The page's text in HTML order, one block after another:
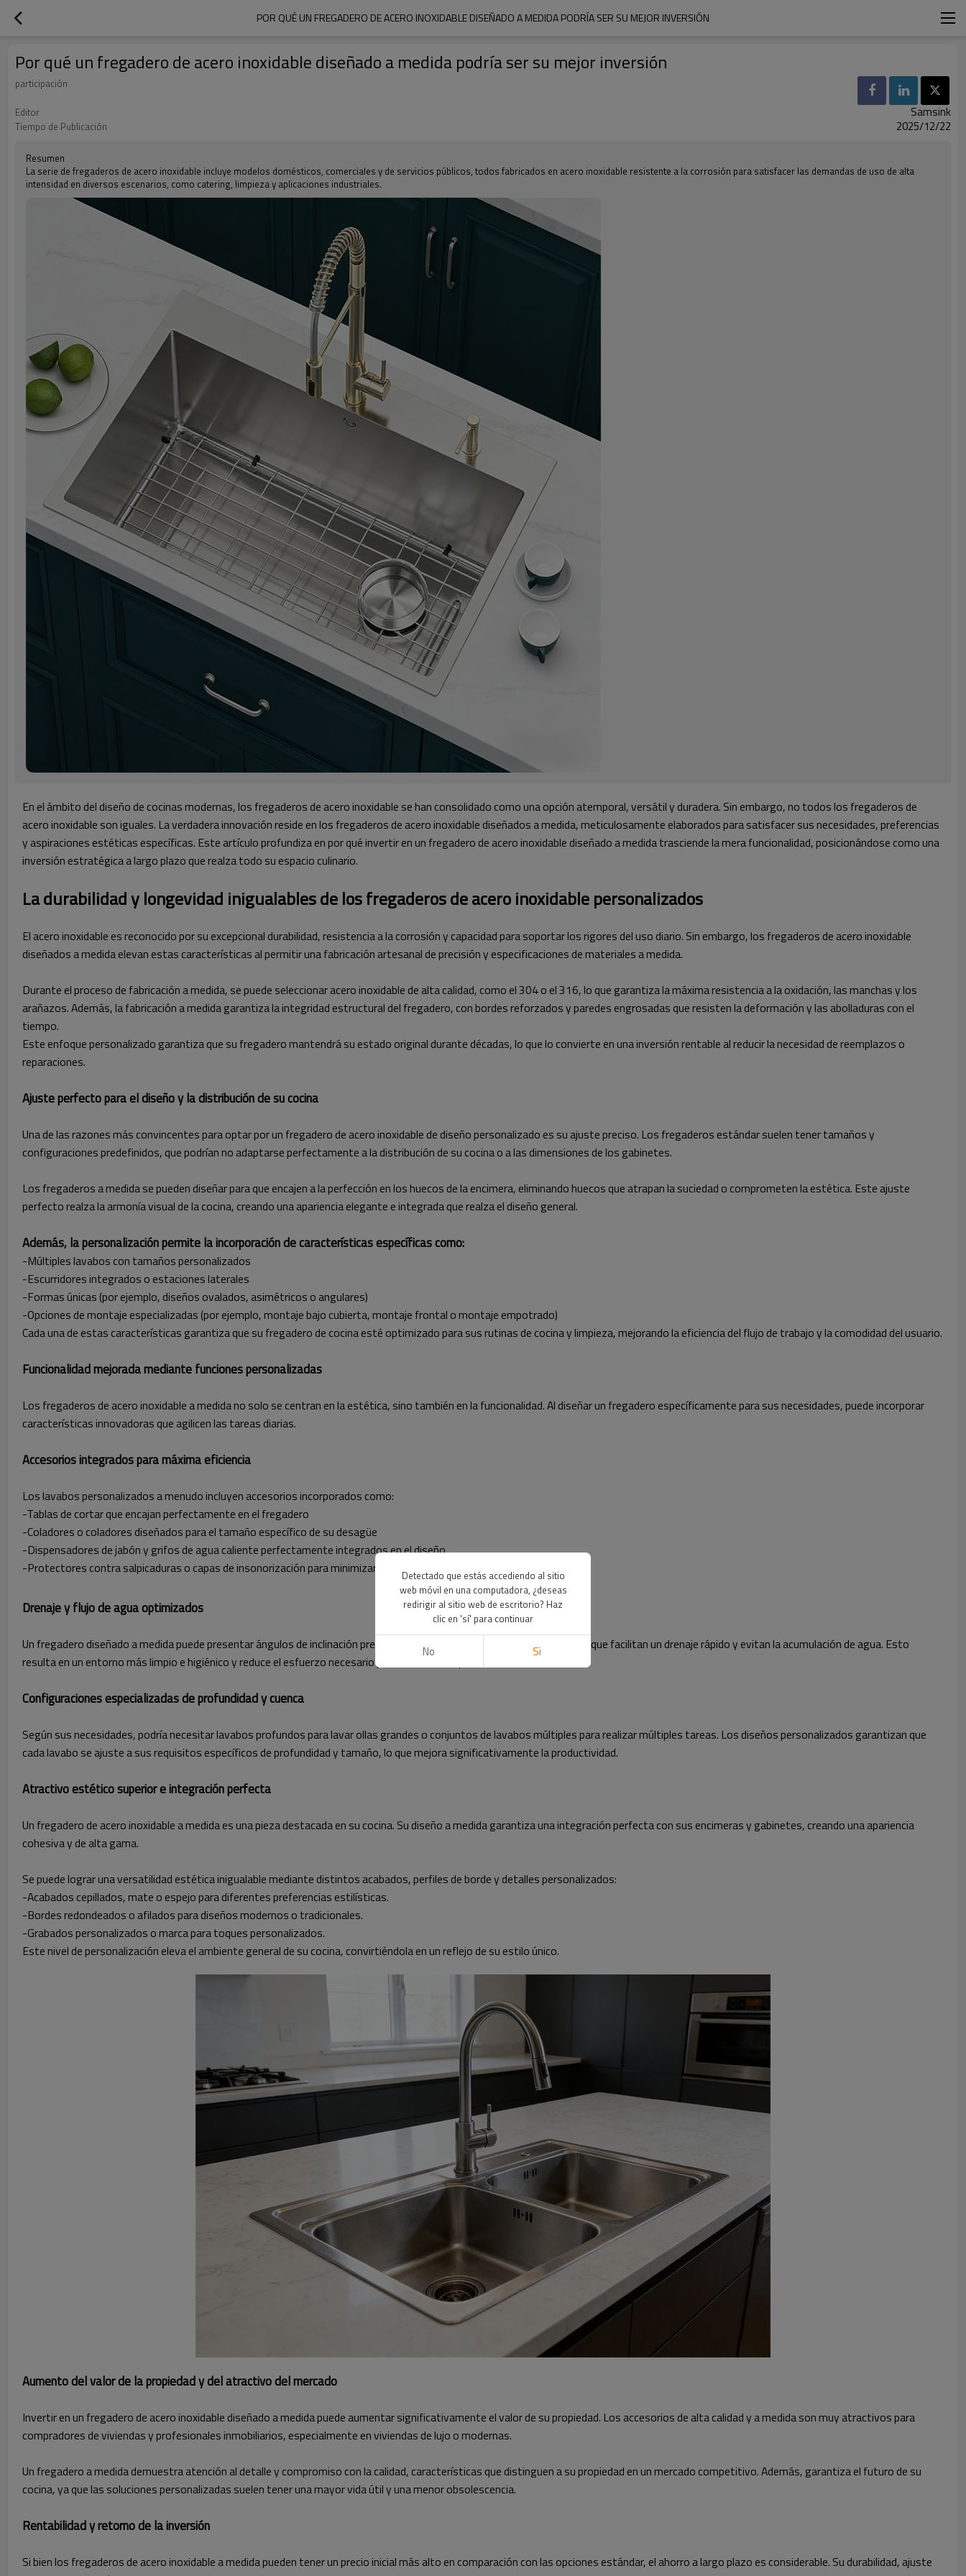
POR QUÉ UN FREGADERO DE ACERO INOXIDABLE DISEÑADO A MEDIDA PODRÍA SER SU MEJOR INVERSIÓN
Por qué un fregadero de acero inoxidable diseñado a medida podría ser su mejor inversión
participación
Editor
Samsink
Tiempo de Publicación 2025/12/22
Resumen
La serie de fregaderos de acero inoxidable incluye modelos domésticos, comerciales y de servicios públicos, todos fabricados en acero inoxidable resistente a la corrosión para satisfacer las demandas de uso de alta
intensidad en diversos escenarios, como catering, limpieza y aplicaciones industriales.
En el ámbito del diseño de cocinas modernas, los fregaderos de acero inoxidable se han consolidado como una opción atemporal, versátil y duradera. Sin embargo, no todos los fregaderos de
acero inoxidable son iguales. La verdadera innovación reside en los fregaderos de acero inoxidable diseñados a medida, meticulosamente elaborados para satisfacer sus necesidades, preferencias
y aspiraciones estéticas específicas. Este artículo profundiza en por qué invertir en un fregadero de acero inoxidable diseñado a medida trasciende la mera funcionalidad, posicionándose como una
inversión estratégica a largo plazo que realza todo su espacio culinario.
La durabilidad y longevidad inigualables de los fregaderos de acero inoxidable personalizados
El acero inoxidable es reconocido por su excepcional durabilidad, resistencia a la corrosión y capacidad para soportar los rigores del uso diario. Sin embargo, los fregaderos de acero inoxidable
diseñados a medida elevan estas características al permitir una fabricación artesanal de precisión y especificaciones de materiales a medida.
Durante el proceso de fabricación a medida, se puede seleccionar acero inoxidable de alta calidad, como el 304 o el 316, lo que garantiza la máxima resistencia a la oxidación, las manchas y los
arañazos. Además, la fabricación a medida garantiza la integridad estructural del fregadero, con bordes reforzados y paredes engrosadas que resisten la deformación y las abolladuras con el
tiempo.
Este enfoque personalizado garantiza que su fregadero mantendrá su estado original durante décadas, lo que lo convierte en una inversión rentable al reducir la necesidad de reemplazos o
reparaciones.
Ajuste perfecto para el diseño y la distribución de su cocina
Una de las razones más convincentes para optar por un fregadero de acero inoxidable de diseño personalizado es su ajuste preciso. Los fregaderos estándar suelen tener tamaños y
configuraciones predefinidos, que podrían no adaptarse perfectamente a la distribución de su cocina o a las dimensiones de los gabinetes.
Los fregaderos a medida se pueden diseñar para que encajen a la perfección en los huecos de la encimera, eliminando huecos que atrapan la suciedad o comprometen la estética. Este ajuste
perfecto realza la armonía visual de la cocina, creando una apariencia elegante e integrada que realza el diseño general.
Además, la personalización permite la incorporación de características específicas como:
-Múltiples lavabos con tamaños personalizados
-Escurridores integrados o estaciones laterales
-Formas únicas (por ejemplo, diseños ovalados, asimétricos o angulares)
-Opciones de montaje especializadas (por ejemplo, montaje bajo cubierta, montaje frontal o montaje empotrado)
Cada una de estas características garantiza que su fregadero de cocina esté optimizado para sus rutinas de cocina y limpieza, mejorando la eficiencia del flujo de trabajo y la comodidad del usuario.
Funcionalidad mejorada mediante funciones personalizadas
Los fregaderos de acero inoxidable a medida no solo se centran en la estética, sino también en la funcionalidad. Al diseñar un fregadero específicamente para sus necesidades, puede incorporar
características innovadoras que agilicen las tareas diarias.
Accesorios integrados para máxima eficiencia
Los lavabos personalizados a menudo incluyen accesorios incorporados como:
-Tablas de cortar que encajan perfectamente en el fregadero
-Coladores o coladores diseñados para el tamaño específico de su desagüe
-Dispensadores de jabón y grifos de agua caliente perfectamente integrados en el diseño.
-Protectores contra salpicaduras o capas de insonorización para minimizar el ruido durante el funcionamiento.
Drenaje y flujo de agua optimizados
Un fregadero diseñado a medida puede presentar ángulos de inclinación precisos y ubicaciones estratégicas del desagüe que facilitan un drenaje rápido y evitan la acumulación de agua. Esto
resulta en un entorno más limpio e higiénico y reduce el esfuerzo necesario para secarlo o limpiarlo.
Configuraciones especializadas de profundidad y cuenca
Según sus necesidades, podría necesitar lavabos profundos para lavar ollas grandes o conjuntos de lavabos múltiples para realizar múltiples tareas. Los diseños personalizados garantizan que
cada lavabo se ajuste a sus requisitos específicos de profundidad y tamaño, lo que mejora significativamente la productividad.
Atractivo estético superior e integración perfecta
Un fregadero de acero inoxidable a medida es una pieza destacada en su cocina. Su diseño a medida garantiza una integración perfecta con sus encimeras y gabinetes, creando una apariencia
cohesiva y de alta gama.
Se puede lograr una versatilidad estética inigualable mediante distintos acabados, perfiles de borde y detalles personalizados:
-Acabados cepillados, mate o espejo para diferentes preferencias estilísticas.
-Bordes redondeados o afilados para diseños modernos o tradicionales.
-Grabados personalizados o marca para toques personalizados.
Este nivel de personalización eleva el ambiente general de su cocina, convirtiéndola en un reflejo de su estilo único.
Aumento del valor de la propiedad y del atractivo del mercado
Invertir en un fregadero de acero inoxidable diseñado a medida puede aumentar significativamente el valor de su propiedad. Los accesorios de alta calidad y a medida son muy atractivos para
compradores de viviendas y profesionales inmobiliarios, especialmente en viviendas de lujo o modernas.
Un fregadero a medida demuestra atención al detalle y compromiso con la calidad, características que distinguen a su propiedad en un mercado competitivo. Además, garantiza el futuro de su
cocina, ya que las soluciones personalizadas suelen tener una mayor vida útil y una menor obsolescencia.
Rentabilidad y retorno de la inversión
Si bien los fregaderos de acero inoxidable a medida pueden tener un precio inicial más alto en comparación con las opciones estándar, el ahorro a largo plazo es considerable. Su durabilidad, ajuste
Detectado que estás accediendo al sitio
web móvil en una computadora, ¿deseas
redirigir al sitio web de escritorio? Haz
clic en 'sí' para continuar
No Si